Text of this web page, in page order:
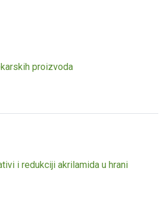
proizvoda
i redukciji akrilamida u hrani